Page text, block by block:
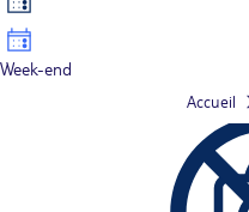
Week-end
Accueil